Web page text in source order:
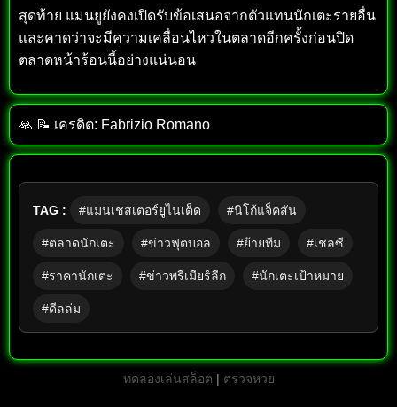
สุดท้าย แมนยูยังคงเปิดรับข้อเสนอจากตัวแทนนักเตะรายอื่น
และคาดว่าจะมีความเคลื่อนไหวในตลาดอีกครั้งก่อนปิด
ตลาดหน้าร้อนนี้อย่างแน่นอน
🙏 📝 เครดิต: Fabrizio Romano
TAG : #แมนเชสเตอร์ยูไนเต็ด #นิโก้แจ็คสัน
#ตลาดนักเตะ #ข่าวฟุตบอล #ย้ายทีม #เชลซี
#ราคานักเตะ #ข่าวพรีเมียร์ลีก #นักเตะเป้าหมาย
#ดีลล่ม
ทดลองเล่นสล็อต | ตรวจหวย